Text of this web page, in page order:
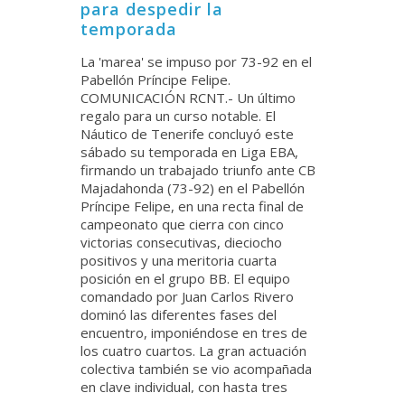
para despedir la
temporada
La 'marea' se impuso por 73-92 en el
Pabellón Príncipe Felipe.
COMUNICACIÓN RCNT.- Un último
regalo para un curso notable. El
Náutico de Tenerife concluyó este
sábado su temporada en Liga EBA,
firmando un trabajado triunfo ante CB
Majadahonda (73-92) en el Pabellón
Príncipe Felipe, en una recta final de
campeonato que cierra con cinco
victorias consecutivas, dieciocho
positivos y una meritoria cuarta
posición en el grupo BB. El equipo
comandado por Juan Carlos Rivero
dominó las diferentes fases del
encuentro, imponiéndose en tres de
los cuatro cuartos. La gran actuación
colectiva también se vio acompañada
en clave individual, con hasta tres